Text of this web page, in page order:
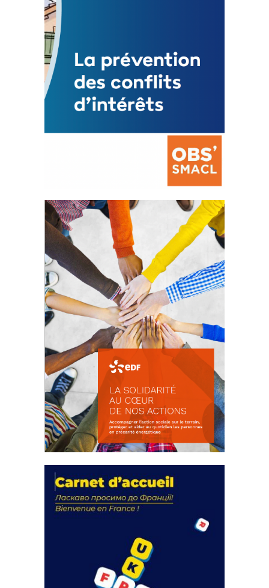
FEUILLETER
La prévention des conflits
d’intérêts
18 septembre 2023
FEUILLETER
actions
18 septembre 2023
FEUILLETER